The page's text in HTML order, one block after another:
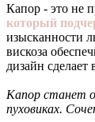
Капор - это не
который
изысканности
вискоза
дизайн сделает
Капор станет
пуховиках.